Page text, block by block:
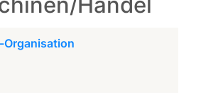
Organisation